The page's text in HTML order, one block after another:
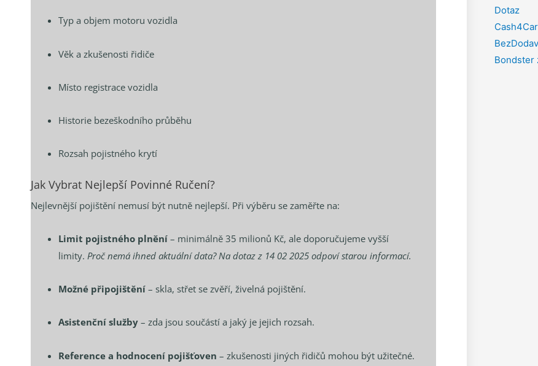
Typ a objem motoru vozidla
Věk a zkušenosti řidiče
Místo registrace vozidla
Historie bezeškodního průběhu
Rozsah pojistného krytí
Jak Vybrat Nejlepší Povinné Ručení?
Nejlevnější pojištění nemusí být nutně nejlepší. Při výběru se zaměřte na:
Limit pojistného plnění – minimálně 35 milionů Kč, ale doporučujeme vyšší
limity. Proč nemá ihned aktuální data? Na dotaz z 14 02 2025 odpoví starou informací.
Možné připojištění – skla, střet se zvěří, živelná pojištění.
Asistenční služby – zda jsou součástí a jaký je jejich rozsah.
Reference a hodnocení pojišťoven – zkušenosti jiných řidičů mohou být užitečné.
Dotaz
Bondster